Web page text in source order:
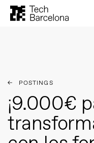
POSTINGS
¡9.000€